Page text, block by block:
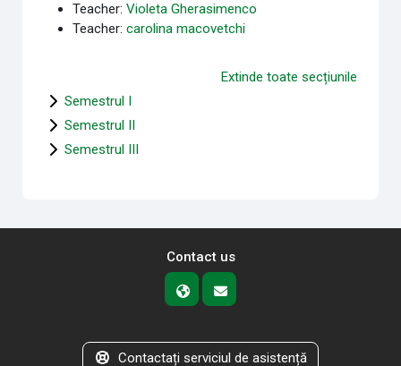
Teacher:Violeta Gherasimenco
Teacher:carolina macovetchi
Extinde toate secțiunile
Semestrul I
Semestrul II
Semestrul III
Contact us
Contactați serviciul de asistență